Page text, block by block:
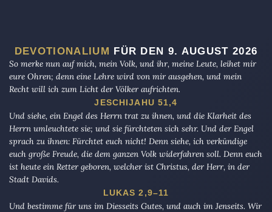
DEVOTIONALIUM FÜR DEN 9. AUGUST 2026
So merke nun auf mich, mein Volk, und ihr, meine Leute, leihet mir
eure Ohren; denn eine Lehre wird von mir ausgehen, und mein
Recht will ich zum Licht der Völker aufrichten.
JESCHIJAHU 51,4
Und siehe, ein Engel des Herrn trat zu ihnen, und die Klarheit des
Herrn umleuchtete sie; und sie fürchteten sich sehr. Und der Engel
sprach zu ihnen: Fürchtet euch nicht! Denn siehe, ich verkündige
euch große Freude, die dem ganzen Volk widerfahren soll. Denn euch
ist heute ein Retter geboren, welcher ist Christus, der Herr, in der
Stadt Davids.
LUKAS 2,9–11
Und bestimme für uns im Diesseits Gutes, und auch im Jenseits. Wir